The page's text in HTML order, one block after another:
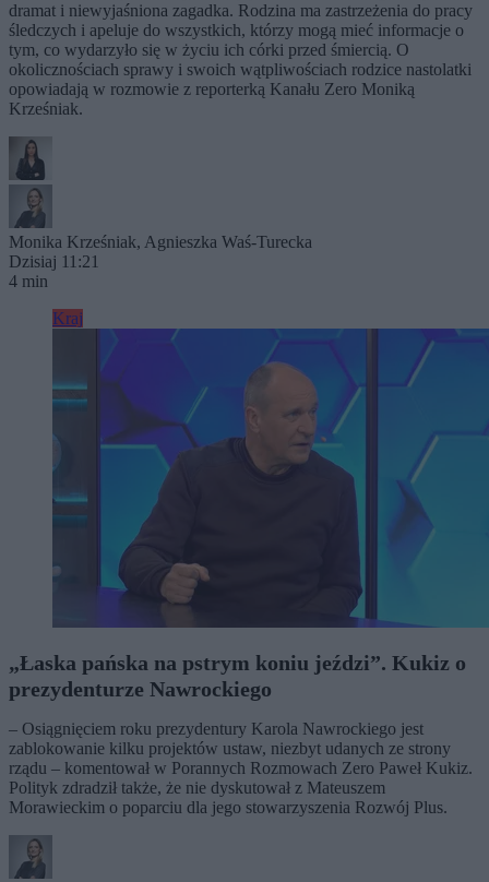
dramat i niewyjaśniona zagadka. Rodzina ma zastrzeżenia do pracy
śledczych i apeluje do wszystkich, którzy mogą mieć informacje o
tym, co wydarzyło się w życiu ich córki przed śmiercią. O
okolicznościach sprawy i swoich wątpliwościach rodzice nastolatki
opowiadają w rozmowie z reporterką Kanału Zero Moniką
Krześniak.
Monika Krześniak, Agnieszka Waś-Turecka
Dzisiaj 11:21
4 min
Kraj
„Łaska pańska na pstrym koniu jeździ”. Kukiz o
prezydenturze Nawrockiego
– Osiągnięciem roku prezydentury Karola Nawrockiego jest
zablokowanie kilku projektów ustaw, niezbyt udanych ze strony
rządu – komentował w Porannych Rozmowach Zero Paweł Kukiz.
Polityk zdradził także, że nie dyskutował z Mateuszem
Morawieckim o poparciu dla jego stowarzyszenia Rozwój Plus.